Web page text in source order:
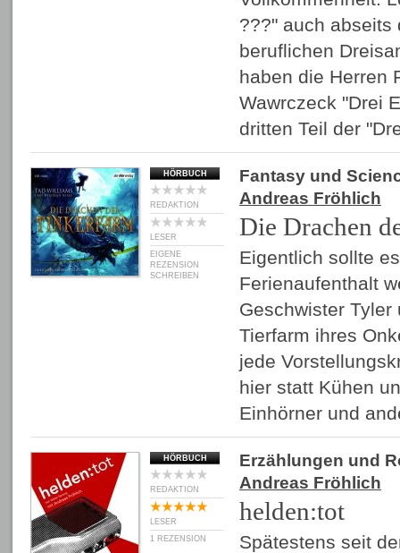
???" auch abseits
beruflichen
haben die Herren
Wawrczeck "Drei
dritten Teil der
HÖRBUCH
REDAKTION
LESER
EIGENE
REZENSION
SCHREIBEN
Fantasy und
Andreas Fröhlich
Die Drachen
Eigentlich sollte
Ferienaufenthalt
Geschwister
Tierfarm ihres
jede
hier statt Kühen
Einhörner und
HÖRBUCH
REDAKTION
LESER
1 REZENSION
Erzählungen und
Andreas Fröhlich
helden:tot
Spätestens seit